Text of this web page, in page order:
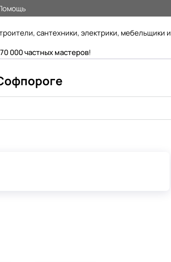
сантехники, электрики, мебельщики и
000 частных мастеров!